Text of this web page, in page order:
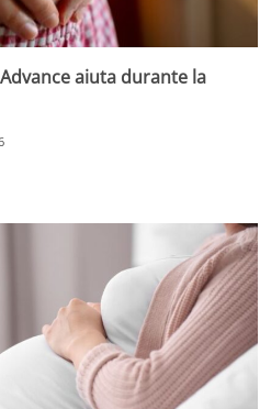
aiuta durante la